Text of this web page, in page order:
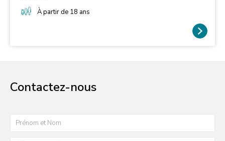
À partir de 18 ans
Contactez-nous